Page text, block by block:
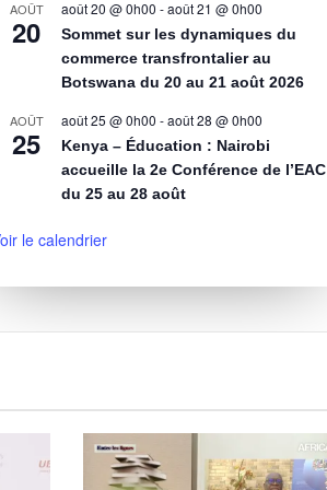
AOÛT
20
août 20 @ 0h00 -août 21 @ 0h00
Sommet sur les dynamiques du
commerce transfrontalier au
Botswana du 20 au 21 août 2026
AOÛT
25
août 25 @ 0h00 -août 28 @ 0h00
Kenya – Éducation : Nairobi
accueille la 2e Conférence de l’EAC
du 25 au 28 août
le calendrier